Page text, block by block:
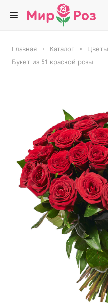
Главная Каталог Цветы
Букет из 51 красной розы